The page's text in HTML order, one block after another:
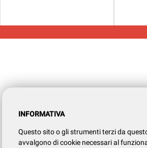
INFORMATIVA
Questo sito o gli strumenti terzi da
avvalgono di cookie necessari al